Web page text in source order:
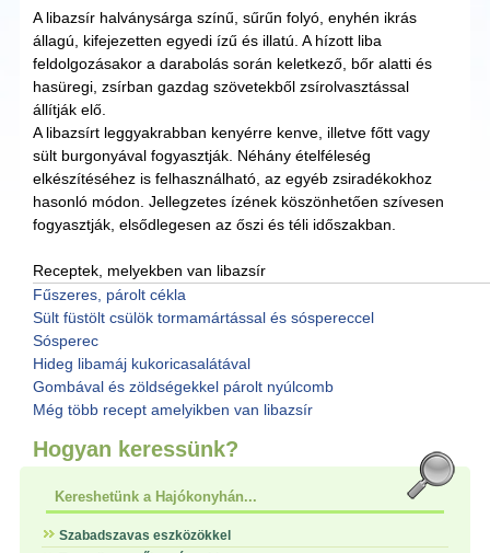
A libazsír halványsárga színű, sűrűn folyó, enyhén ikrás
állagú, kifejezetten egyedi ízű és illatú. A hízott liba
feldolgozásakor a darabolás során keletkező, bőr alatti és
hasüregi, zsírban gazdag szövetekből zsírolvasztással
állítják elő.
A libazsírt leggyakrabban kenyérre kenve, illetve főtt vagy
sült burgonyával fogyasztják. Néhány ételféleség
elkészítéséhez is felhasználható, az egyéb zsiradékokhoz
hasonló módon. Jellegzetes ízének köszönhetően szívesen
fogyasztják, elsődlegesen az őszi és téli időszakban.
Receptek, melyekben van libazsír
Fűszeres, párolt cékla
Sült füstölt csülök tormamártással és sóspereccel
Sósperec
Hideg libamáj kukoricasalátával
Gombával és zöldségekkel párolt nyúlcomb
Még több recept amelyikben van libazsír
Hogyan keressünk?
Kereshetünk a Hajókonyhán...
Szabadszavas eszközökkel